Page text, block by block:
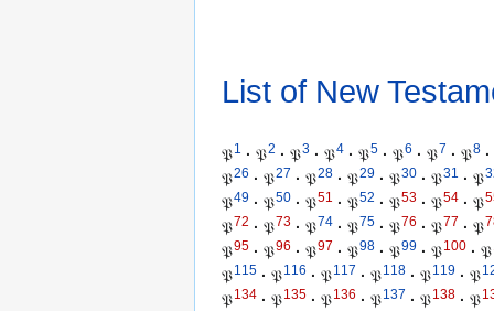
List of New
𝔓1 · 𝔓2 · 𝔓3 · 𝔓4 · 𝔓5 · 𝔓6 · 𝔓7 · 𝔓8 ·
𝔓26 · 𝔓27 · 𝔓28 · 𝔓29 · 𝔓30 · 𝔓31 · 𝔓
𝔓49 · 𝔓50 · 𝔓51 · 𝔓52 · 𝔓53 · 𝔓54 · 𝔓
𝔓72 · 𝔓73 · 𝔓74 · 𝔓75 · 𝔓76 · 𝔓77 · 𝔓
𝔓95 · 𝔓96 · 𝔓97 · 𝔓98 · 𝔓99 · 𝔓100 · 𝔓
𝔓115 · 𝔓116 · 𝔓117 · 𝔓118 · 𝔓119 · 𝔓
𝔓134 · 𝔓135 · 𝔓136 · 𝔓137 · 𝔓138 · 𝔓